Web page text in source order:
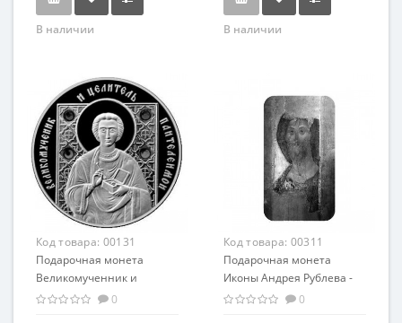
В наличии В наличии
Код товара: 00131
Подарочная монета
Великомученник и
целитель Пантелеймон
0
Код товара: 00311
Подарочная монета
Иконы Андрея Рублева -
Спас Вседержитель
0